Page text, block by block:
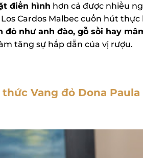
điển hìnhhơn cả được nhiều
Cardos Malbec cuốn hút
đỏ như anh đào, gỗ sồi hay
tăng sự hấp dẫn của vị rượu.
Vang đỏ Dona Paula